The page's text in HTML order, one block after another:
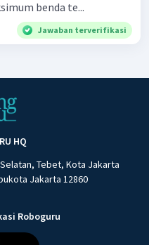
benda te...
Jawaban terverifikasi
HQ
Tebet, Kota Jakarta
Jakarta 12860
Roboguru